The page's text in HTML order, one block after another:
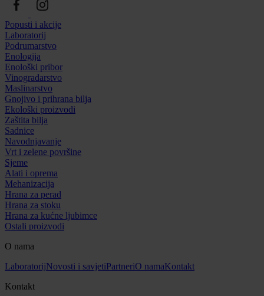
Popusti i akcije
Laboratorij
Podrumarstvo
Enologija
Enološki pribor
Vinogradarstvo
Maslinarstvo
Gnojivo i prihrana bilja
Ekološki proizvodi
Zaštita bilja
Sadnice
Navodnjavanje
Vrt i zelene površine
Sjeme
Alati i oprema
Mehanizacija
Hrana za perad
Hrana za stoku
Hrana za kućne ljubimce
Ostali proizvodi
O nama
LaboratorijNovosti i savjetiPartneriO namaKontakt
Kontakt